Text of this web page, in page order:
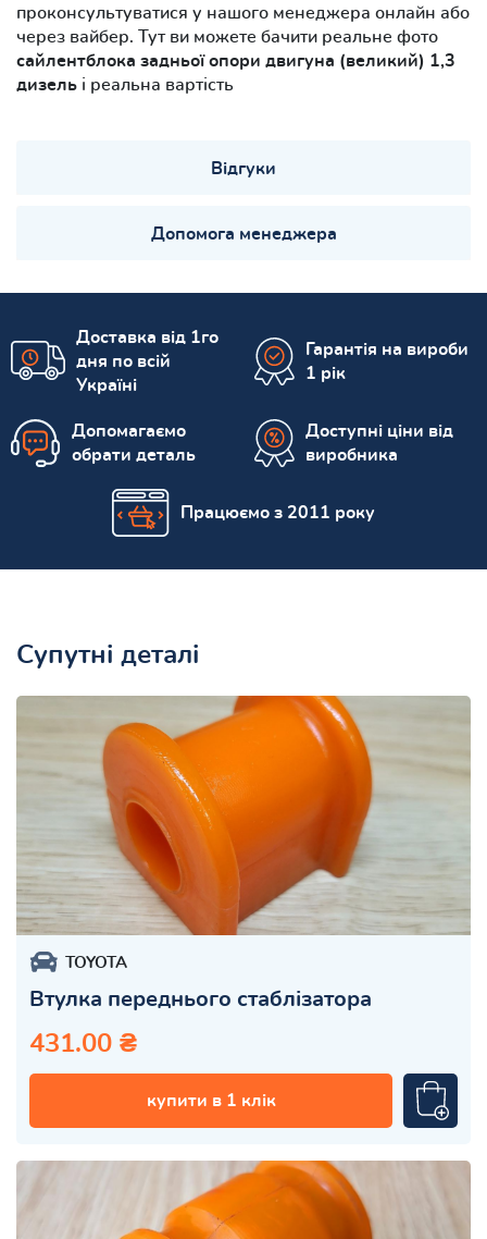
проконсультуватися у нашого менеджера онлайн або
через вайбер. Тут ви можете бачити реальне фото
сайлентблока задньої опори двигуна (великий) 1,3
дизель і реальна вартість
Відгуки
Допомога менеджера
Доставка від 1го
дня по всій
Україні
Гарантія на вироби
1 рік
Допомагаємо
обрати деталь
Доступні ціни від
виробника
Працюємо з 2011 року
Супутні деталі
TOYOTA
Втулка переднього стаблізатора
431.00 ₴
купити в 1 клік